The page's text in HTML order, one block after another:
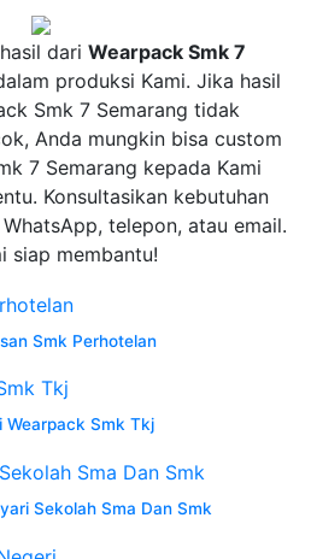
dari Wearpack Smk 7
produksi Kami. Jika hasil
Smk 7 Semarang tidak
Anda mungkin bisa custom
7 Semarang kepada Kami
Konsultasikan kebutuhan
telepon, atau email.
siap membantu!
Smk Perhotelan
Wearpack Smk Tkj
Sekolah Sma Dan Smk